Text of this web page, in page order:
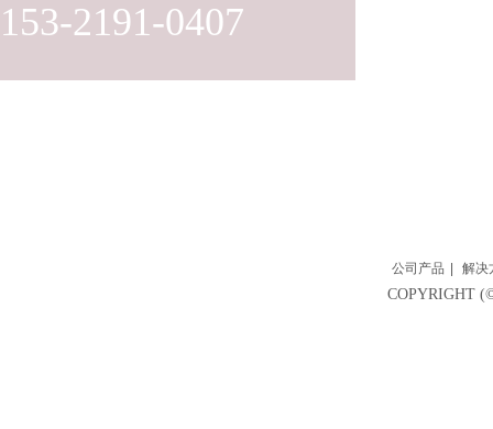
153-2191-0407
公司产品 解决
COPYRIGHT